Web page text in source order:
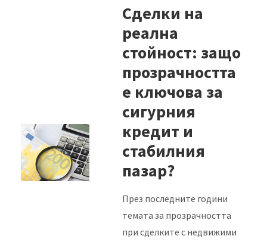
Сделки на
реална
стойност: защо
прозрачността
е ключова за
сигурния
кредит и
стабилния
пазар?
През последните години
темата за прозрачността
при сделките с недвижими